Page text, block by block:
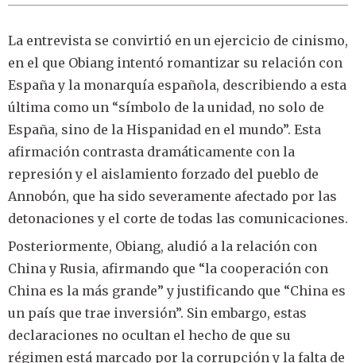
La entrevista se convirtió en un ejercicio de cinismo,
en el que Obiang intentó romantizar su relación con
España y la monarquía española, describiendo a esta
última como un “símbolo de la unidad, no solo de
España, sino de la Hispanidad en el mundo”. Esta
afirmación contrasta dramáticamente con la
represión y el aislamiento forzado del pueblo de
Annobón, que ha sido severamente afectado por las
detonaciones y el corte de todas las comunicaciones.
Posteriormente, Obiang, aludió a la relación con
China y Rusia, afirmando que “la cooperación con
China es la más grande” y justificando que “China es
un país que trae inversión”. Sin embargo, estas
declaraciones no ocultan el hecho de que su
régimen está marcado por la corrupción y la falta de